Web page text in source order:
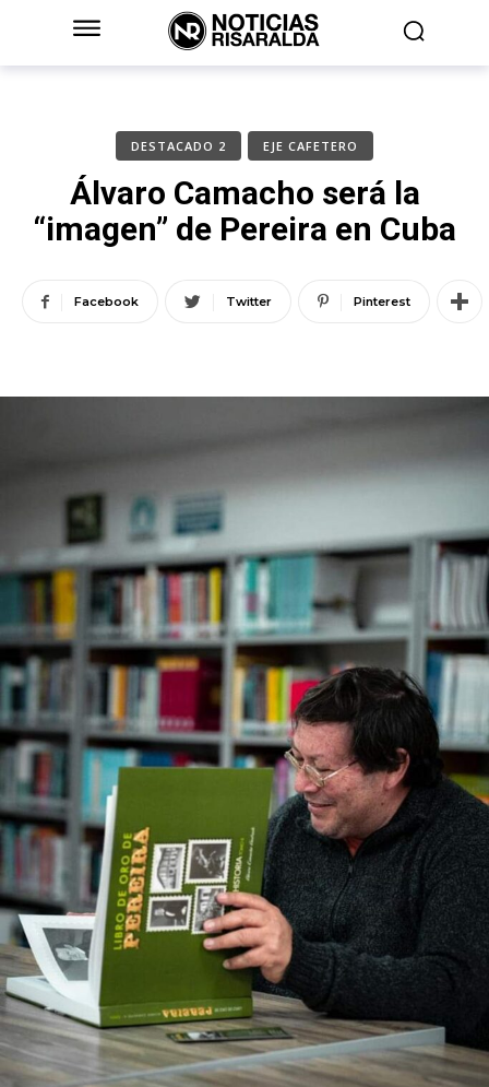
DESTACADO 2 EJE CAFETERO
Álvaro Camacho será la
“imagen” de Pereira en Cuba
Facebook Twitter Pinterest